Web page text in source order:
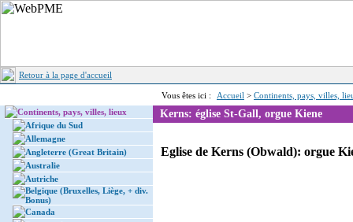
Retour à la page d'accueil
Vous êtes ici : Accueil > Continents, pays, villes,
Continents, pays, villes, lieux
Afrique du Sud
Allemagne
Angleterre (Great Britain)
Australie
Autriche
Belgique (Bruxelles, Liège, + div.
Bonus)
Canada
Kerns: église St-Gall, orgue Kiene
Eglise de Kerns (Obwald): orgue